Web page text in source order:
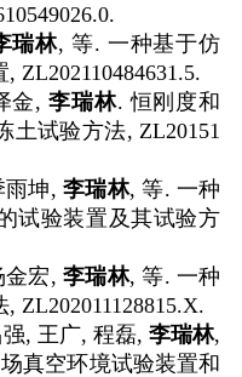
瑞林,等. 一种基于仿
, ZL202110484631.5.
金,李瑞林.恒刚度和
土试验方法, ZL20151
雨坤, 李瑞林,等. 一种
试验装置及其试验方
金宏, 李瑞林,等. 一种
, ZL202011128815.X.
, 王广, 程磊,李瑞林,
真空环境试验装置和